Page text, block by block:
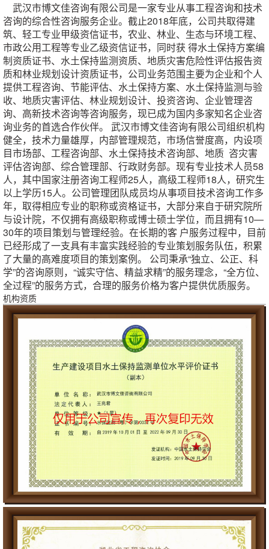
武汉市博文佳咨询有限公司是一家专业从事工程咨询和技术
咨询的综合性咨询服务企业。截止2018年底，公司共取得建
筑、轻工专业甲级资信证书，农业、林业、生态与环境工程、
市政公用工程等专业乙级资信证书，同时获 得水土保持方案编
制资质证书、水土保持监测资质、地质灾害危险性评估报告资
质和林业规划设计资质证书，公司业务范围主要为企业和个人
提供工程咨询、节能评估、水土保持方案、水土保持监测与验
收、地质灾害评估、林业规划设计、投资咨询、企业管理咨
询、高新技术咨询等咨询服务，现已成为国内多家知名企业咨
询业务的首选合作伙伴。 武汉市博文佳咨询有限公司组织机构
健全，技术力量雄厚，内部管理规范，市场信誉度高，内设项
目市场部、工程咨询部、水土保持技术咨询部、地质 咨灾害
评估咨询部、综合管理部、行政财务部。现有专业技术人员58
人，其中国家注册咨询工程师25人，高级工程师18人，研究生
以上学历15人。公司管理团队成员均从事项目技术咨询工作多
年，取得相应专业的职称或资格证书，大部分来自于研究院所
与设计院，不仅拥有高级职称或博士硕士学位，而且拥有10—
30年的项目策划与管理经验。在长期的客 户服务过程中，目前
已经形成了一支具有丰富实践经验的专业策划服务队伍，积累
了大量的高难度项目的策划案例。 公司秉承“独立、公正、科
学”的咨询原则，“诚实守信、精益求精”的服务理念，“全方位、
全过程”的服务方式，合理的服务价格为客户提供优质服务。
机构资质